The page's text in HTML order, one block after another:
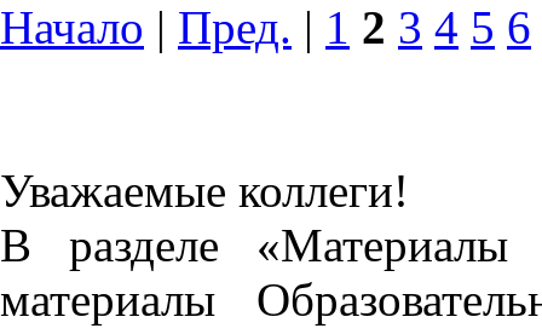
Начало | Пред. | 1 2 3 4 5 6
Уважаемые коллеги!
В разделе «Материалы
материалы